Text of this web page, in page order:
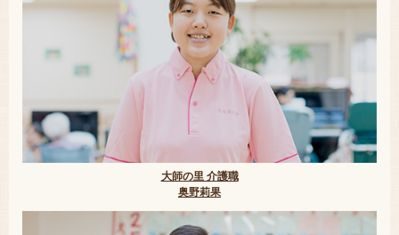
大師の里 介護職
奥野莉果